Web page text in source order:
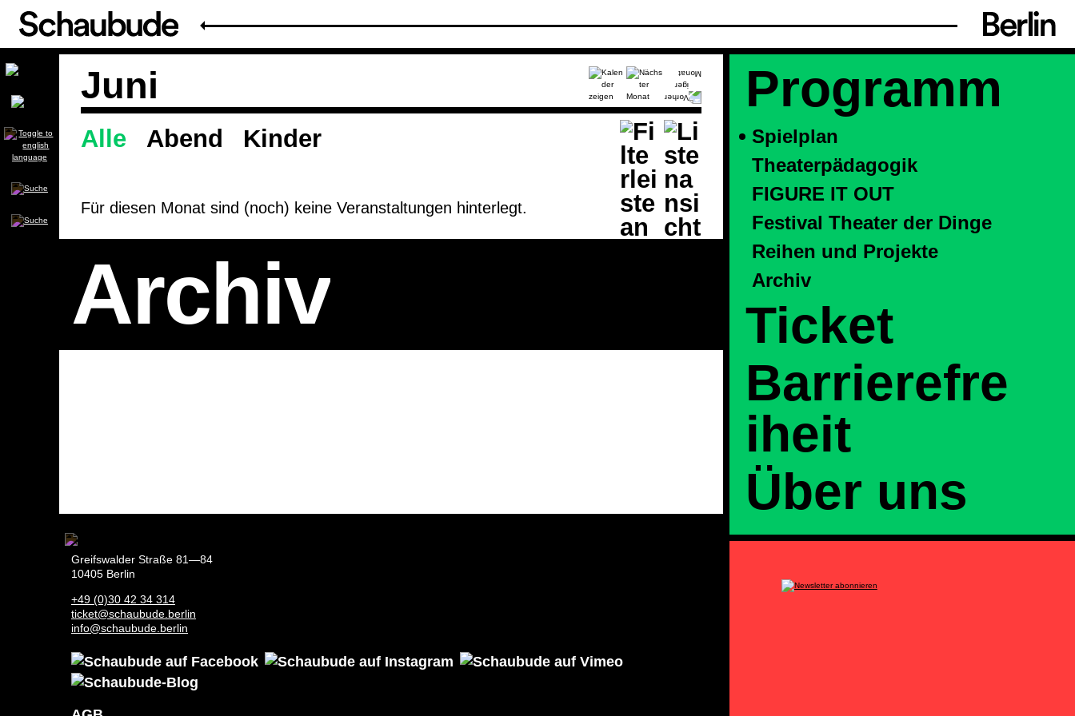
Programm
Spielplan
Theaterpädagogik
FIGURE IT OUT
Festival Theater der Dinge
Reihen und Projekte
Archiv
Ticket
Barrierefre
iheit
Über uns
Juni
Alle Abend Kinder
Spielplan
Für diesen Monat sind (noch) keine Veranstaltungen hinterlegt.
Archiv
Greifswalder Straße 81—84
10405 Berlin
+49 (0)30 42 34 314
ticket@schaubude.berlin
info@schaubude.berlin